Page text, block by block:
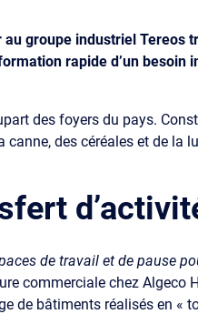
groupe industriel Tereos
rapide d’un besoin
des foyers du pays.
des céréales et de la
de travail et de pause
commerciale chez Algeco
de bâtiments réalisés en «